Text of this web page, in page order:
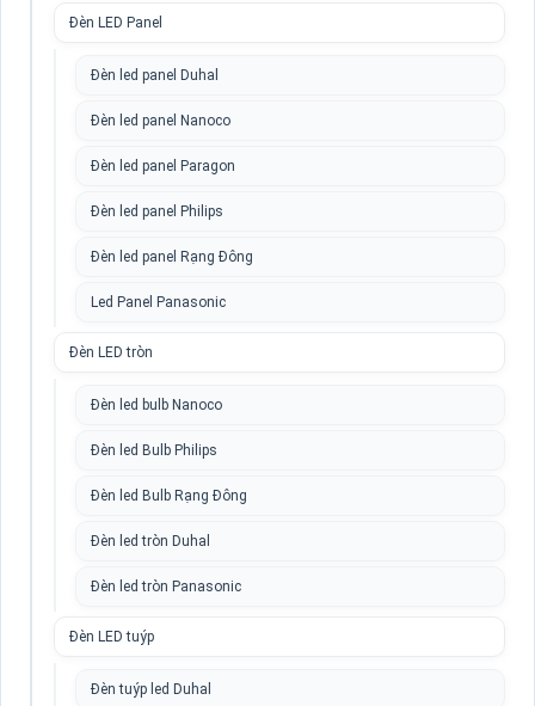
Đèn LED Panel
Đèn led panel Duhal
Đèn led panel Nanoco
Đèn led panel Paragon
Đèn led panel Philips
Đèn led panel Rạng Đông
Led Panel Panasonic
Đèn LED tròn
Đèn led bulb Nanoco
Đèn led Bulb Philips
Đèn led Bulb Rạng Đông
Đèn led tròn Duhal
Đèn led tròn Panasonic
Đèn LED tuýp
Đèn tuýp led Duhal